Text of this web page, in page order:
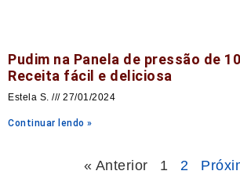
Pudim na Panela de pressão de
Receita fácil e deliciosa
Estela S. 27/01/2024
Continuar lendo »
« Anterior 1 2